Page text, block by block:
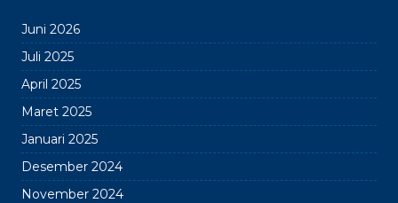
Juni 2026
Juli 2025
April 2025
Maret 2025
Januari 2025
Desember 2024
November 2024